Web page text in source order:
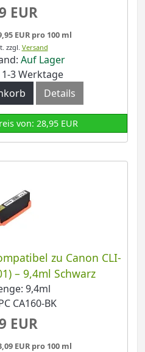
EUR
EUR pro 100 ml
zzgl. Versand
Auf Lager
3 Werktage
Details
von: 28,95 EUR
zu Canon CLI-
– 9,4ml Schwarz
9,4ml
CA160-BK
EUR
EUR pro 100 ml